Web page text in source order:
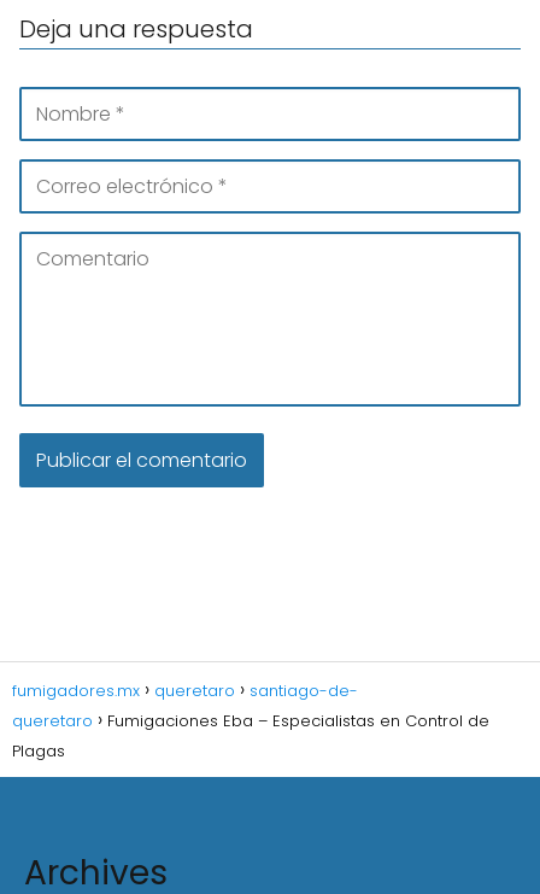
Deja una respuesta
fumigadores.mx queretaro
santiago-de-
queretaro
Fumigaciones Eba – Especialistas en Control de
Plagas
Archives